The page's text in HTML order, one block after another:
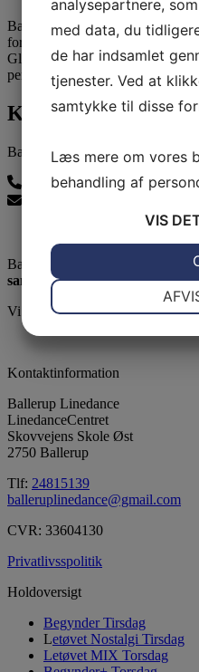
Ballerup Linedance var en
forbindelse TUBORGFONDET
Glæden var derfor stor da
penge til et musikanlæg.
Kontakt os
Ballerup Linedance
24815139
Ballerup Linedance er klubben
samvær - glæde - motion
Vi er medlem af DGI
Kontaktinformation
Ballerup Linedance
LinedanceCentret
Skovvejens Skole Øst
2750 Ballerup
Tlf: 24815139
balleruplinedance@gmail.com
CVR: 33604130
Privatlivsspolitik
Holdoversigt
Begynder Tirsdag
Letøvet Nostalgi Tirsdag
Letøvet MIX Torsdag
analysepartnere,
med data, du
de har indsamlet
tjenester. Ved at
samtykke til disse
Læs mere om vores
behandling af
VIS